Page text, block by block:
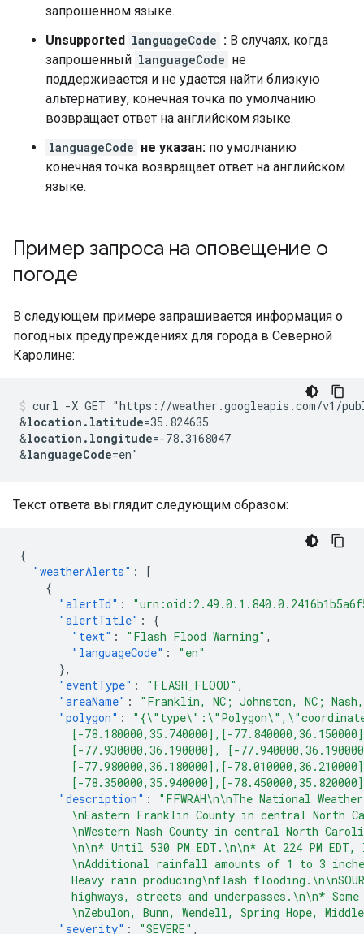
запрошенном языке.
Unsupported languageCode : В случаях, когда
запрошенный languageCode не
поддерживается и не удается найти близкую
альтернативу, конечная точка по умолчанию
возвращает ответ на английском языке.
languageCode не указан: по умолчанию
конечная точка возвращает ответ на английском
языке.
Пример запроса на оповещение о
погоде
В следующем примере запрашивается информация о
погодных предупреждениях для города в Северной
Каролине:
curl -X GET "https://weather.googleapis.com/v1/
&location.latitude=35.824635
&location.longitude=-78.3168047
&languageCode=en"
Текст ответа выглядит следующим образом:
{
"weatherAlerts" :
[
{
"alertId" :
"alertTitle" :
{
"text" : "Flash Flood Warning" ,
"languageCode" :
"en"
},
"eventType" : "FLASH_FLOOD" ,
"areaName" :
"Franklin, NC; Johnston, NC; Nash,
"polygon" :
[-78.180000,35.740000],[-
[-77.930000,36.190000], [-
[-77.980000,36.180000],[-
[-78.350000,35.940000],[-
"description" :
"FFWRAH\n\nThe National
\nEastern Franklin County in central North
\nWestern Nash County in central North
\n\n* Until 530 PM EDT.\n\n* At 224 PM EDT,
\nAdditional rainfall amounts of 1 to 3
Heavy rain producing\nflash
highways, streets and underpasses.\n\n*
\nZebulon, Bunn, Wendell, Spring Hope,
"severity" : "SEVERE" ,